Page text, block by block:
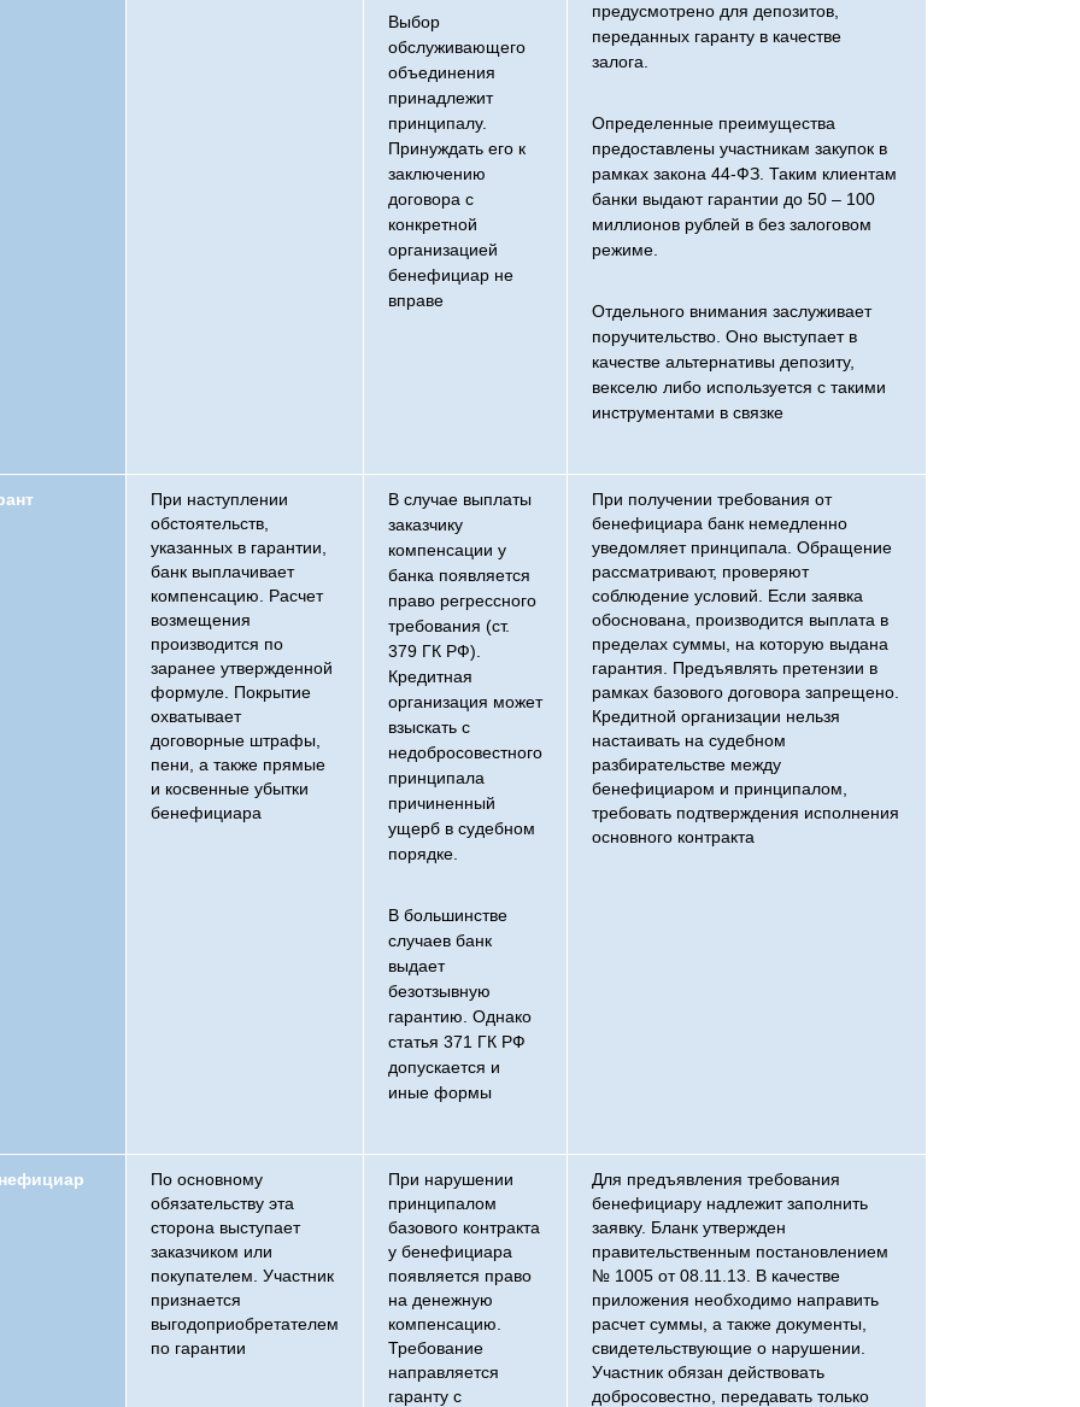
Выбор
обслуживающего
объединения
принадлежит
принципалу.
Принуждать его к
заключению
договора с
конкретной
организацией
бенефициар не
вправе
предусмотрено для депозитов,
переданных гаранту в качестве
залога.
Определенные преимущества
предоставлены участникам закупок в
рамках закона 44-ФЗ. Таким клиентам
банки выдают гарантии до 50 – 100
миллионов рублей в без залоговом
режиме.
Отдельного внимания заслуживает
поручительство. Оно выступает в
качестве альтернативы депозиту,
векселю либо используется с такими
инструментами в связке
При наступлении
обстоятельств,
указанных в гарантии,
банк выплачивает
компенсацию. Расчет
возмещения
производится по
заранее утвержденной
формуле. Покрытие
охватывает
договорные штрафы,
пени, а также прямые
и косвенные убытки
бенефициара
В случае выплаты
заказчику
компенсации у
банка появляется
право регрессного
требования (ст.
379 ГК РФ).
Кредитная
организация может
взыскать с
недобросовестного
принципала
причиненный
ущерб в судебном
порядке.
В большинстве
случаев банк
выдает
безотзывную
гарантию. Однако
статья 371 ГК РФ
допускается и
иные формы
При получении требования от
бенефициара банк немедленно
уведомляет принципала. Обращение
рассматривают, проверяют
соблюдение условий. Если заявка
обоснована, производится выплата в
пределах суммы, на которую выдана
гарантия. Предъявлять претензии в
рамках базового договора запрещено.
Кредитной организации нельзя
настаивать на судебном
разбирательстве между
бенефициаром и принципалом,
требовать подтверждения исполнения
основного контракта
По основному
обязательству эта
сторона выступает
заказчиком или
покупателем. Участник
признается
выгодоприобретателем
по гарантии
При нарушении
принципалом
базового контракта
у бенефициара
появляется право
на денежную
компенсацию.
Требование
направляется
гаранту с
Для предъявления требования
бенефициару надлежит заполнить
заявку. Бланк утвержден
правительственным постановлением
№ 1005 от 08.11.13. В качестве
приложения необходимо направить
расчет суммы, а также документы,
свидетельствующие о нарушении.
Участник обязан действовать
добросовестно, передавать только